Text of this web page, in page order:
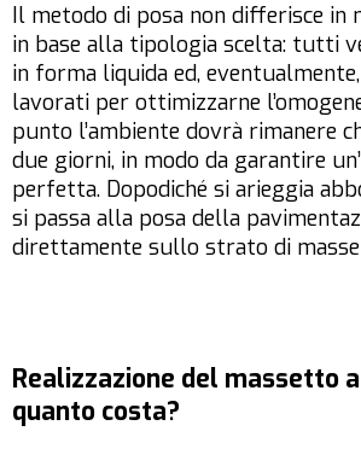
Il metodo di posa non differisce in
in base alla tipologia scelta: tutti
in forma liquida ed,
lavorati per ottimizzarne
punto l’ambiente dovrà rimanere
due giorni, in modo da garantire
perfetta. Dopodiché si arieggia
si passa alla posa della
direttamente sullo strato di
Realizzazione del massetto
quanto costa?